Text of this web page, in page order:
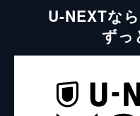
U-NEXTな
ずっ